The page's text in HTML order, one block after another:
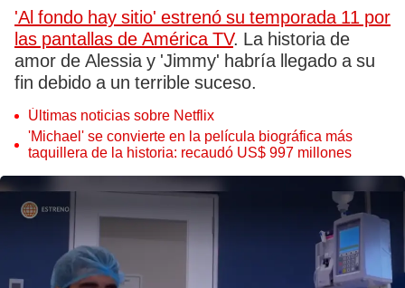
'Al fondo hay sitio' estrenó su temporada 11 por
las pantallas de América TV. La historia de
amor de Alessia y 'Jimmy' habría llegado a su
fin debido a un terrible suceso.
Últimas noticias sobre Netflix
'Michael' se convierte en la película biográfica más
taquillera de la historia: recaudó US$ 997 millones